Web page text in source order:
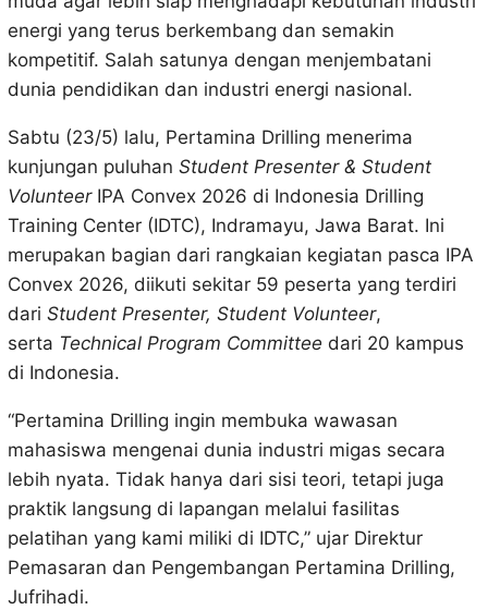
energi yang terus berkembang dan semakin
kompetitif. Salah satunya dengan menjembatani
dunia pendidikan dan industri energi nasional.
Sabtu (23/5) lalu, Pertamina Drilling menerima
kunjungan puluhan Student Presenter & Student
VolunteerIPA Convex 2026 di Indonesia Drilling
Training Center (IDTC), Indramayu, Jawa Barat. Ini
merupakan bagian dari rangkaian kegiatan pasca IPA
Convex 2026, diikuti sekitar 59 peserta yang terdiri
dari Student Presenter, Student Volunteer,
serta Technical Program Committee dari 20 kampus
di Indonesia.
“Pertamina Drilling ingin membuka wawasan
mahasiswa mengenai dunia industri migas secara
lebih nyata. Tidak hanya dari sisi teori, tetapi juga
praktik langsung di lapangan melalui fasilitas
pelatihan yang kami miliki di IDTC,” ujar Direktur
Pemasaran dan Pengembangan Pertamina Drilling,
Jufrihadi.